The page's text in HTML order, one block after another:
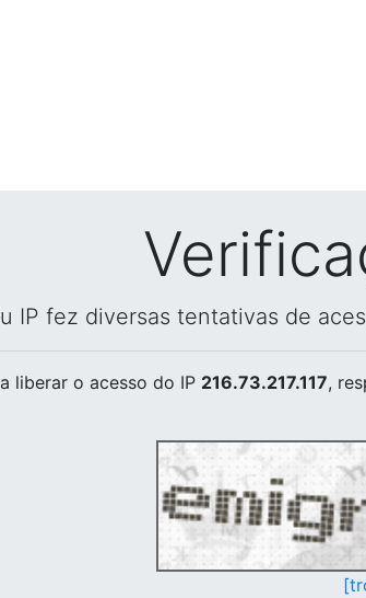
IP fez diversas tentativas de
liberar o acesso do IP 216.73.217.117,